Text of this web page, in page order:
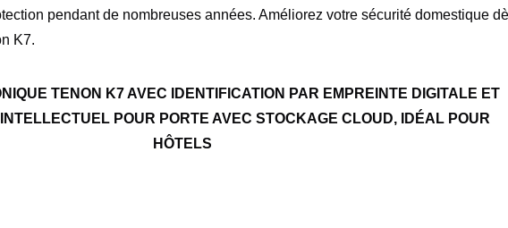
pendant de nombreuses années. Améliorez votre sécurité domestique
K7.
TENON K7 AVEC IDENTIFICATION PAR EMPREINTE DIGITALE ET
POUR PORTE AVEC STOCKAGE CLOUD, IDÉAL POUR
HÔTELS